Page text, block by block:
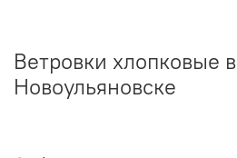
Ветровки хлопковые в
Новоульяновске